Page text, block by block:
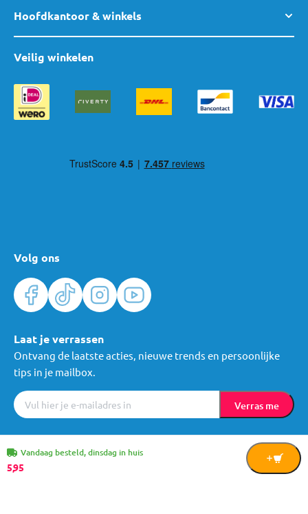
Vandaag besteld, dinsdag in huis
5,95
In
Hoofdkantoor & winkels
Volg ons
Veilig winkelen
Laat je verrassen
Ontvang de laatste acties, nieuwe trends en persoonlijke
tips in je mailbox.
Verras me
Algemene voorwaarden Cookies © Mama Loes & Kids B.V.